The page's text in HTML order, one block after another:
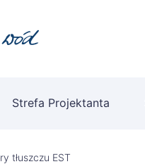
Strefa Projektanta
tłuszczu EST